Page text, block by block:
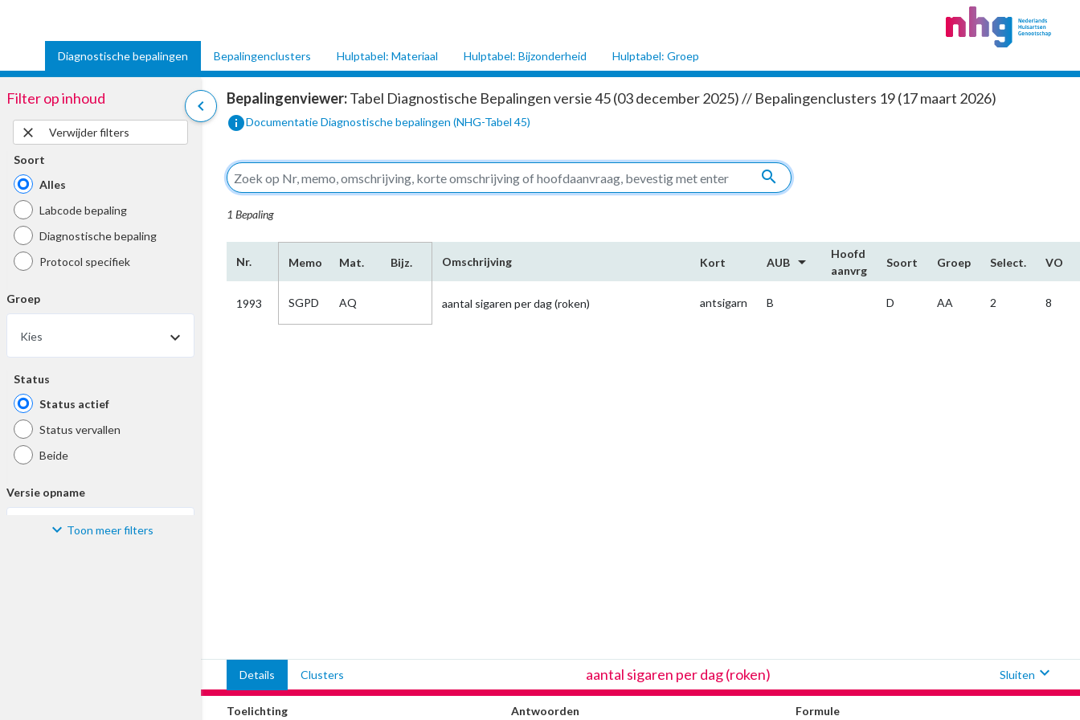
Diagnostische bepalingen Bepalingenclusters Hulptabel: Materiaal Hulptabel: Bijzonderheid Hulptabel: Groep
chevron_left
Filter op inhoud
close
Verwijder filters
Soort
Alles
Labcode bepaling
Diagnostische bepaling
Protocol specifiek
Groep
Kies
Status
Status actief
Status vervallen
Beide
Versie opname
Toon meer filters
Bepalingenviewer:Tabel Diagnostische Bepalingen versie 45 (03 december 2025) // Bepalingenclusters 19 (17 maart 2026)
infoDocumentatie Diagnostische bepalingen (NHG-Tabel 45)
search
1 Bepaling
Nr. Memo Mat. Bijz. Omschrijving Kort AUB arrow_drop_down
Hoofd​
aanvrg
Soort Groep Select. VO
1993 SGPD AQ aantal sigaren per dag (roken) antsigarn B D AA 2 8
Details Clusters aantal sigaren per dag (roken) Sluiten expand_more
Toelichting Antwoorden Formule